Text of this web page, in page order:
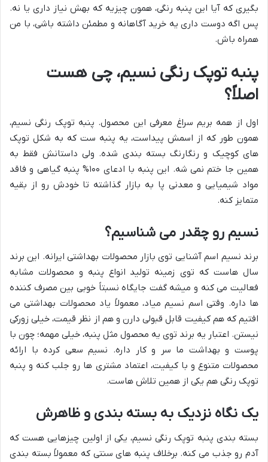
بگیری که آیا این پنبه رنگی، همون چیزیه که بهش نیاز داری یا نه.
پس اگه دوست داری یه خرید آگاهانه و مطمئن داشته باشی، با من
همراه باش.
پنبه توپک رنگی نسیم، چی هست
اصلاً؟
اول از همه بریم سراغ معرفی این محصول. پنبه توپک رنگی نسیم،
همون طور که از اسمش پیداست، یه پنبه ست که به شکل توپک
های کوچیک و رنگارنگ بسته بندی شده. ولی داستانش فقط به
همین جا ختم نمی شه. این پنبه با ادعای ۱۰۰% پنبه گیاهی و فاقد
مواد شیمیایی و معدنی پا به بازار گذاشته تا خودش رو از بقیه
متمایز کنه.
نسیم رو چقدر می شناسیم؟
برند نسیم اسم آشنایی توی بازار محصولات بهداشتی ایرانه. این برند
سال هاست که توی زمینه تولید انواع پنبه و محصولات مشابه
فعالیت می کنه و میشه گفت جایگاه نسبتاً خوبی بین مصرف کننده
ها داره. وقتی اسم نسیم میاد، معمولاً یاد محصولات بهداشتی می
افتیم که هم کیفیت قابل قبولی دارن و هم از نظر قیمت، خیلی زورکی
نیستن. اعتبار یه برند توی یه محصول مثل پنبه، خیلی مهمه؛ چون با
پوست و بهداشت ما سر و کار داره. نسیم سعی کرده با ارائه
محصولات متنوع و با کیفیت، اعتماد مشتری ها رو جلب کنه و پنبه
توپک رنگی هم یکی از همین تلاش هاست.
یک نگاه نزدیک به بسته بندی و ظاهرش
بسته بندی پنبه توپک رنگی نسیم، یکی از اولین چیزهایی هست که
آدم رو جذب می کنه. برخلاف پنبه های سنتی که معمولاً بسته بندی